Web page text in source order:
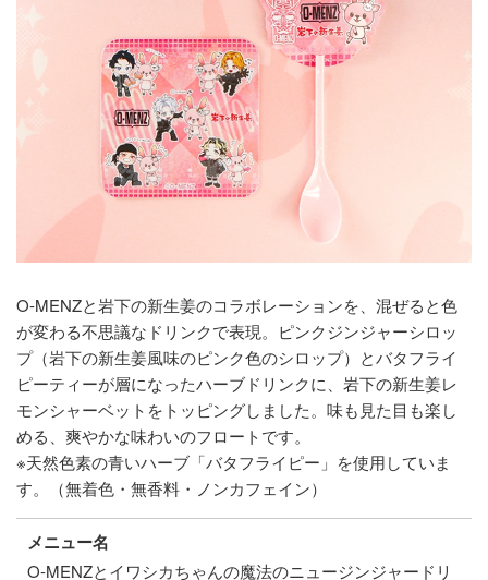
O-MENZと岩下の新生姜のコラボレーションを、混ぜると色
が変わる不思議なドリンクで表現。ピンクジンジャーシロッ
プ（岩下の新生姜風味のピンク色のシロップ）とバタフライ
ピーティーが層になったハーブドリンクに、岩下の新生姜レ
モンシャーベットをトッピングしました。味も見た目も楽し
める、爽やかな味わいのフロートです。
※天然色素の青いハーブ「バタフライピー」を使用していま
す。（無着色・無香料・ノンカフェイン）
メニュー名
O-MENZとイワシカちゃんの魔法のニュージンジャードリ